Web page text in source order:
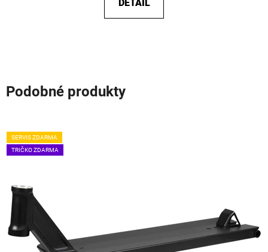
DETAIL
Podobné produkty
SERVIS ZDARMA
TRIČKO ZDARMA